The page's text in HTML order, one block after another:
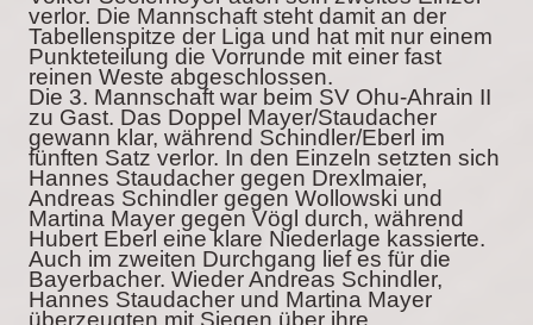
verlor. Die Mannschaft steht damit an der
Tabellenspitze der Liga und hat mit nur einem
Punkteteilung die Vorrunde mit einer fast
reinen Weste abgeschlossen.
Die 3. Mannschaft war beim SV Ohu-Ahrain II
zu Gast. Das Doppel Mayer/Staudacher
gewann klar, während Schindler/Eberl im
fünften Satz verlor. In den Einzeln setzten sich
Hannes Staudacher gegen Drexlmaier,
Andreas Schindler gegen Wollowski und
Martina Mayer gegen Vögl durch, während
Hubert Eberl eine klare Niederlage kassierte.
Auch im zweiten Durchgang lief es für die
Bayerbacher. Wieder Andreas Schindler,
Hannes Staudacher und Martina Mayer
überzeugten mit Siegen über ihre